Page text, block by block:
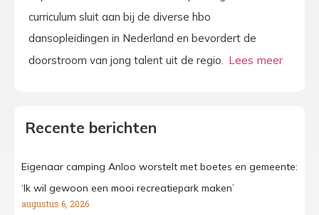
curriculum sluit aan bij de diverse hbo
dansopleidingen in Nederland en bevordert de
doorstroom van jong talent uit de regio.
Recente berichten
Eigenaar camping Anloo worstelt met boetes en gemeente:
‘Ik wil gewoon een mooi recreatiepark maken’
augustus 6, 2026